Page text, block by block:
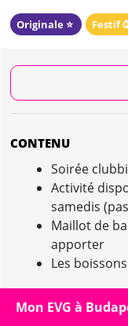
Originale ⭐️ Festif
CONTENU
Soirée
Activité
samedis
Maillot de
apporter
Les
Mon EVG à